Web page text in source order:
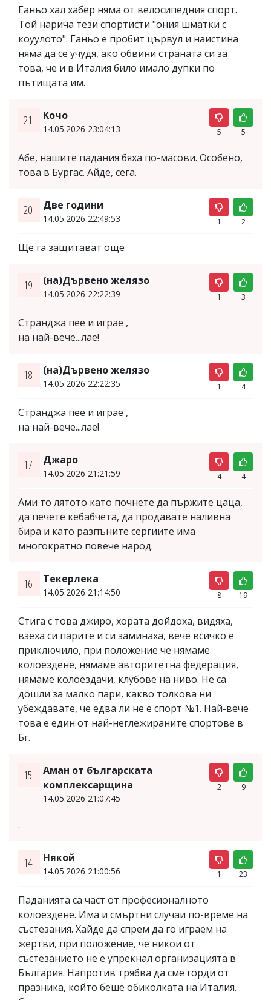
Ганьо хал хабер няма от велосипедния спорт.
Той нарича тези спортисти "ония шматки с
коуулото". Ганьо е пробит цървул и наистина
няма да се учудя, ако обвини страната си за
това, че и в Италия било имало дупки по
пътищата им.
21. Кочо
14.05.2026 23:04:13 5 5
Абе, нашите падания бяха по-масови. Особено,
това в Бургас. Айде, сега.
20. Две години
14.05.2026 22:49:53 1 2
Ще га защитават още
19. (на)Дървено желязо
14.05.2026 22:22:39 1 3
Странджа пее и играе ,
на най-вече...лае!
18. (на)Дървено желязо
14.05.2026 22:22:35 1 4
Странджа пее и играе ,
на най-вече...лае!
17. Джаро
14.05.2026 21:21:59 4 4
Ами то лятото като почнете да пържите цаца,
да печете кебабчета, да продавате наливна
бира и като разпъните сергиите има
многократно повече народ.
16. Текерлека
14.05.2026 21:14:50 8 19
Стига с това джиро, хората дойдоха, видяха,
взеха си парите и си заминаха, вече всичко е
приключило, при положение че нямаме
колоездене, нямаме авторитетна федерация,
нямаме колоездачи, клубове на ниво. Не са
дошли за малко пари, какво толкова ни
убеждавате, че едва ли не е спорт №1. Най-вече
това е един от най-неглежираните спортове в
Бг.
15.
Аман от българската
комплексарщина
14.05.2026 21:07:45
2 9
.
14. Някой
14.05.2026 21:00:56 1 23
Паданията са част от професионалното
колоездене. Има и смъртни случаи по-време на
състезания. Хайде да спрем да го играем на
жертви, при положение, че никои от
състезанието не е упрекнал организацията в
България. Напротив трябва да сме горди от
празника, който беше обиколката на Италия.